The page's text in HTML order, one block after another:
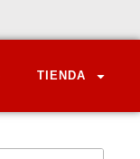
TIENDA